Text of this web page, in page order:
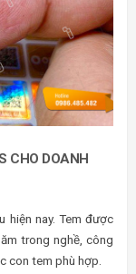
Thanh Xuân, thành